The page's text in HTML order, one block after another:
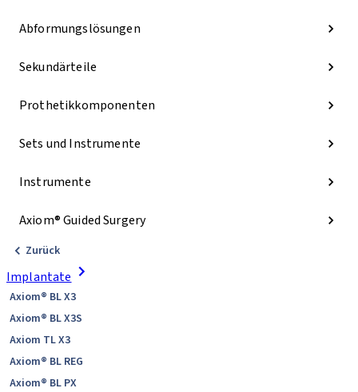
Abformungslösungen
Sekundärteile
Prothetikkomponenten
Sets und Instrumente
Instrumente
Axiom® Guided Surgery
Zurück
Implantate
Axiom® BL X3
Axiom® BL X3S
Axiom TL X3
Axiom® BL REG
Axiom® BL PX